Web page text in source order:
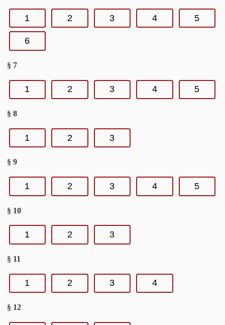
1 2 3 4 5
6
§ 7
1 2 3 4 5
§ 8
1 2 3
§ 9
1 2 3 4 5
§ 10
1 2 3
§ 11
1 2 3 4
§ 12